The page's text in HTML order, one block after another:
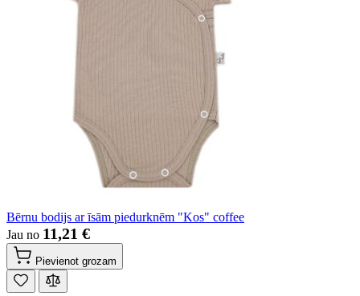
Bērnu bodijs ar īsām piedurknēm "Kos" coffee
Jau no 11,21 €
Pievienot grozam